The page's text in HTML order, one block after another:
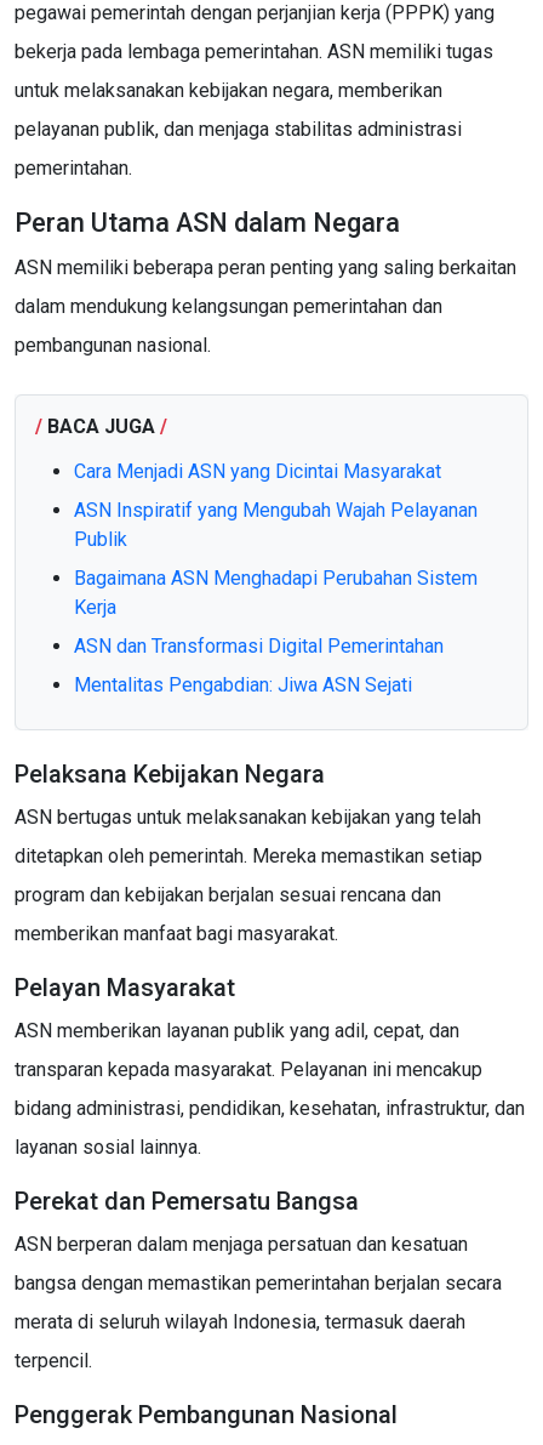
pegawai pemerintah dengan perjanjian kerja (PPPK) yang
bekerja pada lembaga pemerintahan. ASN memiliki tugas
untuk melaksanakan kebijakan negara, memberikan
pelayanan publik, dan menjaga stabilitas administrasi
pemerintahan.
Peran Utama ASN dalam Negara
ASN memiliki beberapa peran penting yang saling berkaitan
dalam mendukung kelangsungan pemerintahan dan
pembangunan nasional.
/ BACA JUGA /
Cara Menjadi ASN yang Dicintai Masyarakat
ASN Inspiratif yang Mengubah Wajah Pelayanan
Publik
Bagaimana ASN Menghadapi Perubahan Sistem
Kerja
ASN dan Transformasi Digital Pemerintahan
Mentalitas Pengabdian: Jiwa ASN Sejati
Pelaksana Kebijakan Negara
ASN bertugas untuk melaksanakan kebijakan yang telah
ditetapkan oleh pemerintah. Mereka memastikan setiap
program dan kebijakan berjalan sesuai rencana dan
memberikan manfaat bagi masyarakat.
Pelayan Masyarakat
ASN memberikan layanan publik yang adil, cepat, dan
transparan kepada masyarakat. Pelayanan ini mencakup
bidang administrasi, pendidikan, kesehatan, infrastruktur, dan
layanan sosial lainnya.
Perekat dan Pemersatu Bangsa
ASN berperan dalam menjaga persatuan dan kesatuan
bangsa dengan memastikan pemerintahan berjalan secara
merata di seluruh wilayah Indonesia, termasuk daerah
terpencil.
Penggerak Pembangunan Nasional